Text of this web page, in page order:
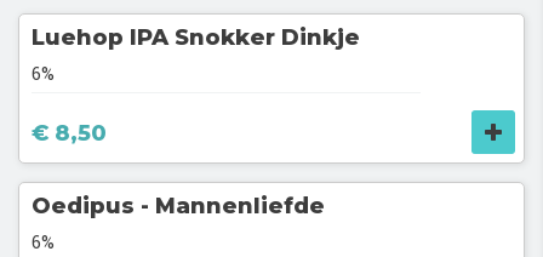
Luehop IPA Snokker Dinkje
6%
€ 8,50
Oedipus - Mannenliefde
6%